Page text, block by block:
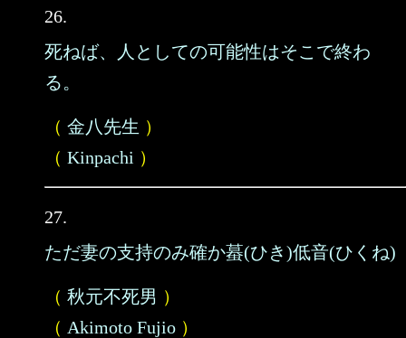
26.
死ねば、人としての可能性はそこで終わ
る。
（ 金八先生 ）
（ Kinpachi ）
27.
ただ妻の支持のみ確か蟇(ひき)低音(ひくね)
（ 秋元不死男 ）
（ Akimoto Fujio ）